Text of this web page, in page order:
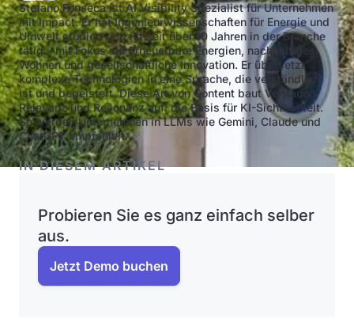
Stefano Fonseca ist AI Visibility Spezialist für Unternehmen
mit Impact. Er hat Ingenieurwissenschaften für Energie und
Umwelt studiert und ist seit über 10 Jahren in der Branche
tätig – mit Fokus auf Erneuerbare Energien, nachhaltiges
Wohnen und gesellschaftliche Innovation. Er übersetzt
komplexe Technologien in eine Sprache, die verständlich
ist und begeistert. Diese Art von Content baut Vertrauen,
Relevanz und Resonanz auf: die Basis für KI-Sichtbarkeit.
So werden Unternehmen in LLMs wie Gemini, Claude und
ChatGPT empfohlen.
IN DIESEM ARTIKEL
Probieren Sie es ganz einfach selber
aus.
Jetzt Demo buchen